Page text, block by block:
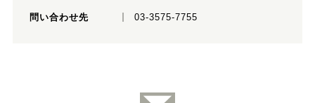
問い合わせ先 03-3575-7755